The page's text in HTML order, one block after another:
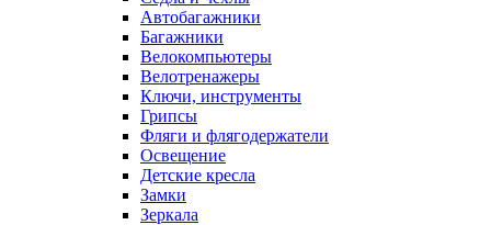
Автобагажники
Багажники
Велокомпьютеры
Велотренажеры
Ключи, инструменты
Грипсы
Фляги и флягодержатели
Освещение
Детские кресла
Замки
Зеркала